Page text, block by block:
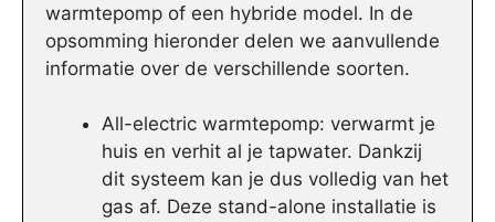
warmtepomp of een hybride model. In de
opsomming hieronder delen we aanvullende
informatie over de verschillende soorten.
All-electric warmtepomp: verwarmt je
huis en verhit al je tapwater. Dankzij
dit systeem kan je dus volledig van het
gas af. Deze stand-alone installatie is